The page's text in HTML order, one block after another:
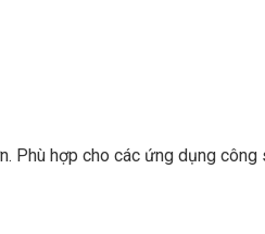
Phù hợp cho các ứng dụng